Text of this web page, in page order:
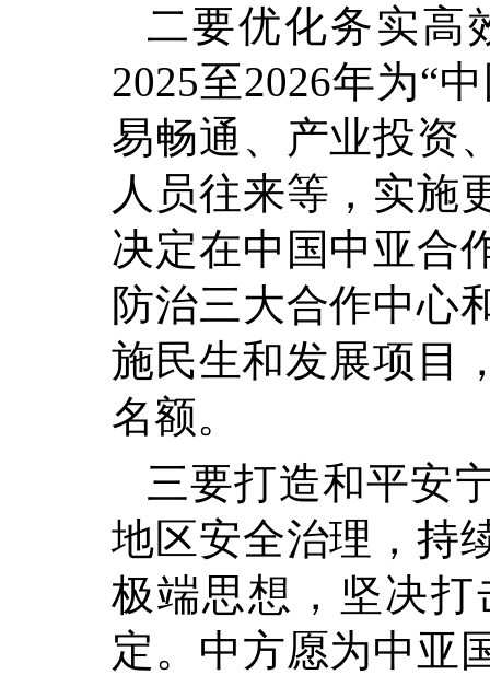
二要优化务实高
2025至2026年为“
易畅通、产业投资
人员往来等，实施
决定在中国中亚合
防治三大合作中心
施民生和发展项目
名额。
三要打造和平安
地区安全治理，持
极端思想，坚决
定。中方愿为中亚